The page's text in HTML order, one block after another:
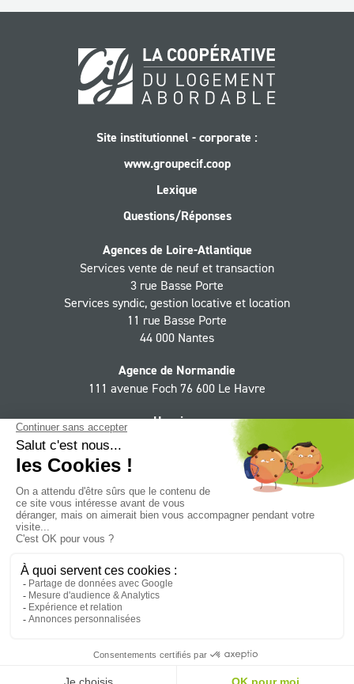
Site institutionnel - corporate :
www.groupecif.coop
Lexique
Questions/Réponses
Agences de Loire-Atlantique
Services vente de neuf et transaction
3 rue Basse Porte
Services syndic, gestion locative et location
11 rue Basse Porte
44 000 Nantes
Agence de Normandie
111 avenue Foch 76 600 Le Havre
Horaires
Du lundi au jeudi 9h - 12h30, 13h30 - 18h,
le vendredi 9h - 12h30, 13h30 - 17h
Suivez le Groupe CIF sur :
Facebook
NEWSLETTER
Mentions légales Contact